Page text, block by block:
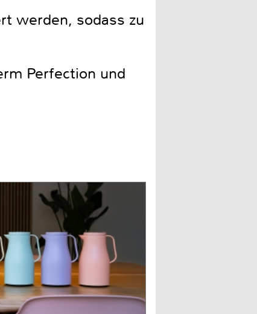
werden, sodass zu
Perfection und